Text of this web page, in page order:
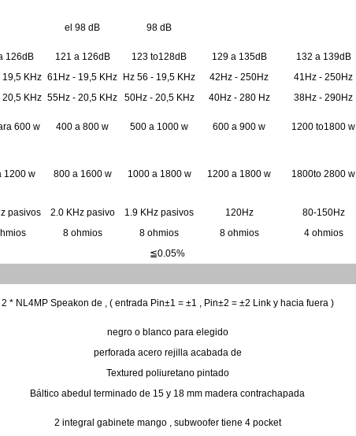
el 98 dB 98 dB
126dB 121 a 126dB 123 to128dB 129 a 135dB 132 a 139dB
19,5 KHz 61Hz - 19,5 KHz Hz 56 - 19,5 KHz 42Hz - 250Hz 41Hz - 250Hz
20,5 KHz 55Hz - 20,5 KHz 50Hz - 20,5 KHz 40Hz - 280 Hz 38Hz - 290Hz
600 w 400 a 800 w 500 a 1000 w 600 a 900 w 1200 to1800 w
1200 w 800 a 1600 w 1000 a 1800 w 1200 a 1800 w 1800to 2800 w
pasivos 2.0 KHz pasivo 1.9 KHz pasivos 120Hz
80-150Hz
8 ohmios 8 ohmios 8 ohmios 4 ohmios
≦0.05%
2 * NL4MP Speakon de , ( entrada Pin±1 = ±1 , Pin±2 = ±2 Link y hacia fuera )
negro o blanco para elegido
perforada acero rejilla acabada de
Textured poliuretano pintado
Báltico abedul terminado de 15 y 18 mm madera contrachapada
2 integral gabinete mango , subwoofer tiene 4 pocket